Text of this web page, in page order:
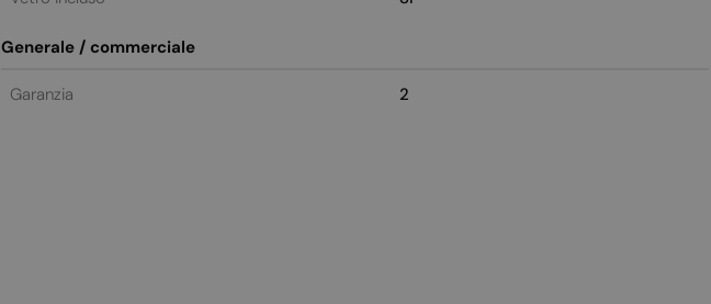
Generale / commerciale
Garanzia 2